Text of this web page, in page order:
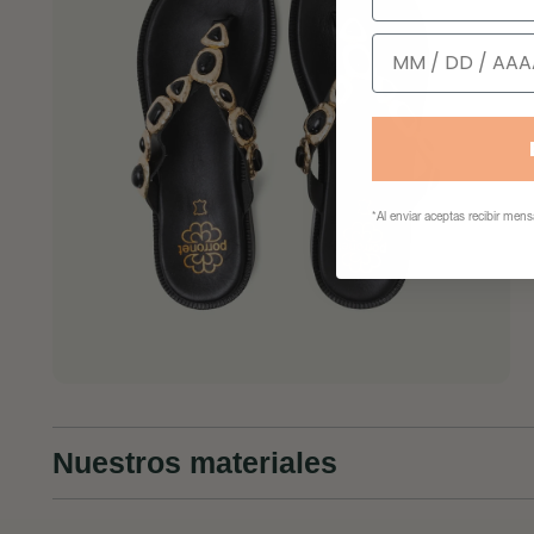
Nuestros materiales
Cumpleaños
*Al enviar aceptas recibir